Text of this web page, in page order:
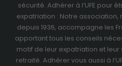
sécurité. Adhérer à l’UFE pour
expatriation : Notre association,
depuis 1936, accompagne les
apportant tous les conseils
motif de leur expatriation et leur
retraité. Adhérer vous aussi à